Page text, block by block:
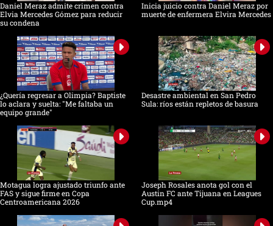
Daniel Meraz admite crimen contra
Elvia Mercedes Gómez para reducir
su condena
Inicia juicio contra Daniel Meraz por
muerte de enfermera Elvira Mercedes
¿Quería regresar a Olimpia? Baptiste
lo aclara y suelta: "Me faltaba un
equipo grande"
Desastre ambiental en San Pedro
Sula: ríos están repletos de basura
Motagua logra ajustado triunfo ante
FAS y sigue firme en Copa
Centroamericana 2026
Joseph Rosales anota gol con el
Austin FC ante Tijuana en Leagues
Cup.mp4